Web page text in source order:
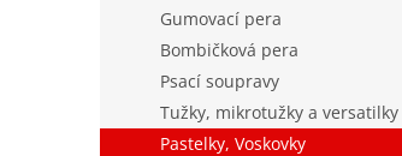
Gumovací pera
Bombičková pera
Psací soupravy
Tužky, mikrotužky a versatilky
Pastelky, Voskovky